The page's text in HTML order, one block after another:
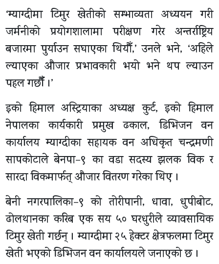
‘म्याग्दीमा टिमुर खेतीको सम्भाव्यता अध्ययन गरी
जर्मनीको प्रयोगशालामा परीक्षण गरेर अन्तर्राष्ट्रिय
बजारमा पुर्याउन सघाएका थियौँ,’ उनले भने, ‘अहिले
ल्याएका औजार प्रभावकारी भयो भने थप ल्याउन
पहल गर्छौँ ।’
इको हिमाल अस्ट्रियाका अध्यक्ष कुर्ट, इको हिमाल
नेपालका कार्यकारी प्रमुख ढकाल, डिभिजन वन
कार्यालय म्याग्दीका सहायक वन अधिकृत चन्द्रमणी
सापकोटाले बेनपा–९ का वडा सदस्य झलक विक र
सारदा विकमार्फत् औजार वितरण गरेका थिए ।
बेनी नगरपालिका–९ को तोरीपानी, धावा, धुपीबोट,
ढोलथानका करिब एक सय ५० घरधुरीले व्यावसायिक
टिमुर खेती गर्छन् । म्याग्दीमा २५ हेक्टर क्षेत्रफलमा टिमुर
खेती भएको डिभिजन वन कार्यालयले जनाएको छ ।